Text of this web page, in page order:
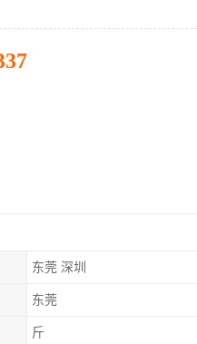
东莞 深圳
东莞
斤